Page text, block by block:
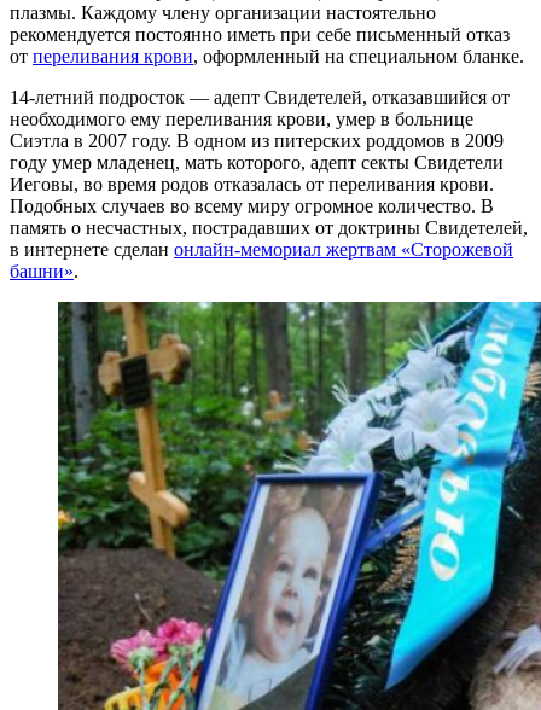
плазмы. Каждому члену организации настоятельно
рекомендуется постоянно иметь при себе письменный отказ
от переливания крови, оформленный на специальном бланке.
14-летний подросток — адепт Свидетелей, отказавшийся от
необходимого ему переливания крови, умер в больнице
Сиэтла в 2007 году. В одном из питерских роддомов в 2009
году умер младенец, мать которого, адепт cекты Свидетели
Иеговы, во время родов отказалась от переливания крови.
Подобных случаев во всему миру огромное количество. В
память о несчастных, пострадавших от доктрины Свидетелей,
в интернете сделан онлайн-мемориал жертвам «Сторожевой
башни».